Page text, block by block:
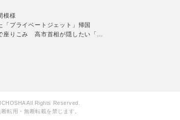
模様
プライベートジェット」帰国
座りこみ 高市首相が隠したい「...
All Rights Reserved.
転用・無断転載を禁じます。